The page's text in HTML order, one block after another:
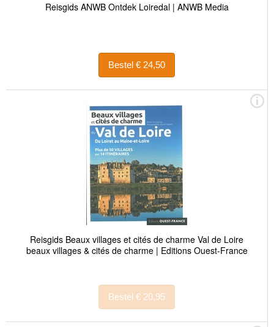
Reisgids ANWB Ontdek Loiredal | ANWB Media
Bestel € 24,50
Reisgids Beaux villages et cités de charme Val de Loire
beaux villages & cités de charme | Editions Ouest-France
Bestel € 20,95